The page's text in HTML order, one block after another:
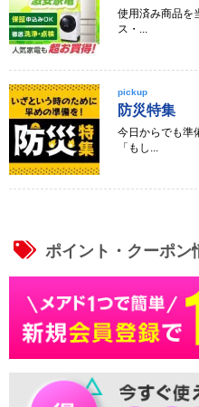
使用済み商品を
ス・...
pickup
防災特集
今日からでも準
「もし...
ポイント・クーポン